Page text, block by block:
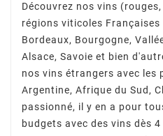
Découvrez nos vins
régions viticoles
Bordeaux, Bourgogne,
Alsace, Savoie et bien
nos vins étrangers avec les
Argentine, Afrique du Sud,
passionné, il y en a pour
budgets avec des vins dès 4